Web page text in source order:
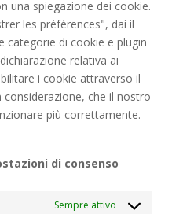
una spiegazione dei cookie.
les préférences", dai il
categorie di cookie e plugin
relativa ai
i cookie attraverso il
che il nostro
più correttamente.
di consenso
Sempre attivo